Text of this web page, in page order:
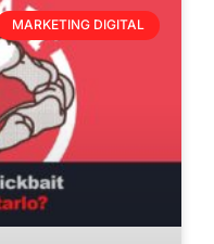
MARKETING DIGITAL